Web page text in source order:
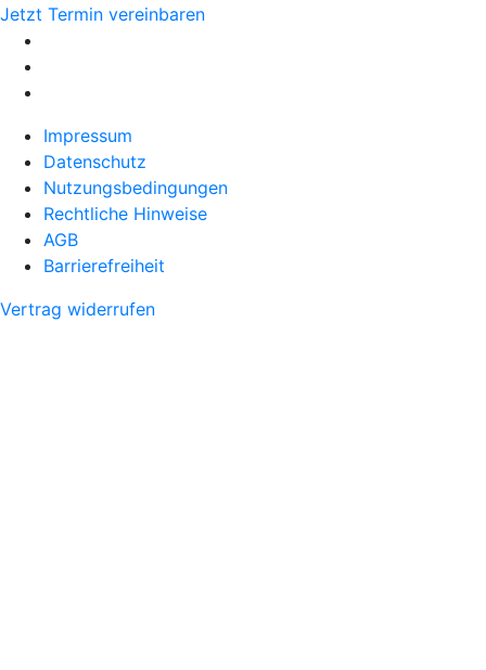
Jetzt Termin vereinbaren
Impressum
Datenschutz
Nutzungsbedingungen
Rechtliche Hinweise
AGB
Barrierefreiheit
Vertrag widerrufen